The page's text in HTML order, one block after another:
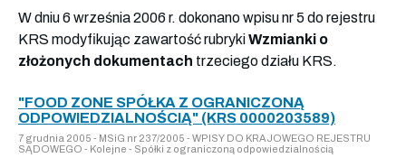
W dniu 6 września 2006 r. dokonano wpisu nr 5 do rejestru
KRS modyfikując zawartość rubrykiWzmianki o
złożonych dokumentach trzeciego działu KRS.
"FOOD ZONE SPÓŁKA Z OGRANICZONĄ
ODPOWIEDZIALNOŚCIĄ" (KRS 0000203589)
7 grudnia 2005 - MSiG nr 237/2005 - WPISY DO KRAJOWEGO REJESTRU
SĄDOWEGO - Kolejne - Spółki z ograniczoną odpowiedzialnością